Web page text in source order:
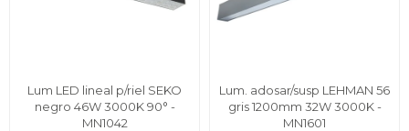
Lum LED lineal p/riel SEKO
negro 46W 3000K 90° -
MN1042
Lum. adosar/susp LEHMAN 56
gris 1200mm 32W 3000K -
MN1601